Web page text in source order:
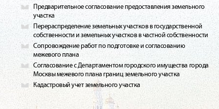
Предварительное согласование предоставления земельного
участка
Перераспределение земельных участков в государственной
собственности и земельных участков в частной собственности
Сопровождение работ по подготовке и согласованию
межевого плана
Согласование с Департаментом городского имущества города
Москвы межевого плана границ земельного участка
Кадастровый учет земельного участка